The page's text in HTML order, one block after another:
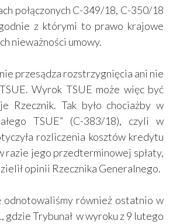
połączonych C-349/18, C-350/18
z którymi to prawo krajowe
nieważności umowy.
przesądza rozstrzygnięcia ani nie
Wyrok TSUE może więc być
Rzecznik. Tak było chociażby w
TSUE” (C-383/18), czyli w
rozliczenia kosztów kredytu
razie jego przedterminowej spłaty,
opinii Rzecznika Generalnego.
odnotowaliśmy również ostatnio w
gdzie Trybunał w wyroku z 9 lutego